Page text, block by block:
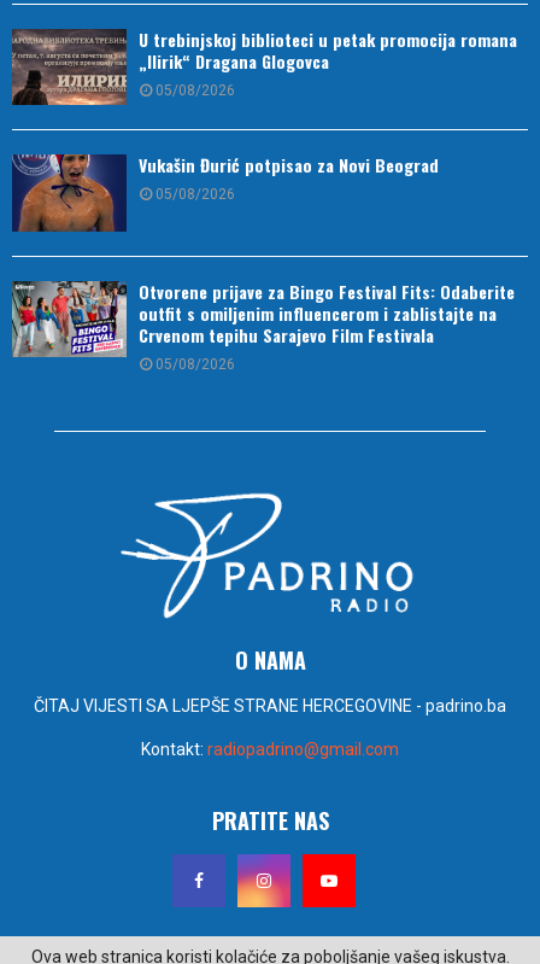
U trebinjskoj biblioteci u petak promocija romana
„Ilirik“ Dragana Glogovca
05/08/2026
Vukašin Đurić potpisao za Novi Beograd
05/08/2026
Otvorene prijave za Bingo Festival Fits: Odaberite
outfit s omiljenim influencerom i zablistajte na
Crvenom tepihu Sarajevo Film Festivala
05/08/2026
O NAMA
ČITAJ VIJESTI SA LJEPŠE STRANE HERCEGOVINE - padrino.ba
Kontakt: radiopadrino@gmail.com
PRATITE NAS
Ova web stranica koristi kolačiće za poboljšanje vašeg iskustva.